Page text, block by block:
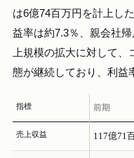
は6億74百万円を計上し
益率は約7.3％、親会社
上規模の拡大に対して
態が継続しており、利益
指標 前期
売上収益 117億71